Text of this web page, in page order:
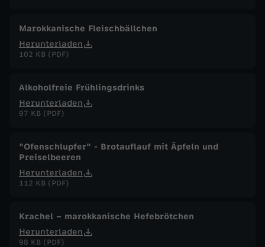
Marokkanische Fleischbällchen
Herunterladen
102 KB (PDF)
Alkoholfreie Frühlingsdrinks
Herunterladen
97 KB (PDF)
"Ofenschlupfer" - Brotauflauf mit Äpfeln und
Preiselbeeren
Herunterladen
112 KB (PDF)
Krachel – marokkanische Hefebrötchen
Herunterladen
98 KB (PDF)